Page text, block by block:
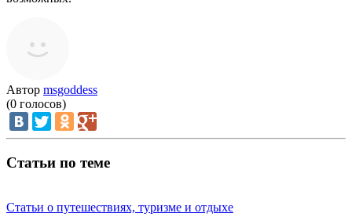
Автор msgoddess
(0 голосов)
Статьи по теме
Статьи о путешествиях, туризме и отдыхе